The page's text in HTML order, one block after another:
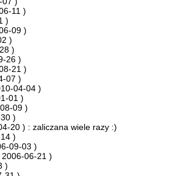
11 )
)
09 )
)
)
26 )
21 )
07 )
04-04 )
01 )
09 )
)
20 ) : zaliczana wiele razy :)
)
09-03 )
2006-06-21 )
)